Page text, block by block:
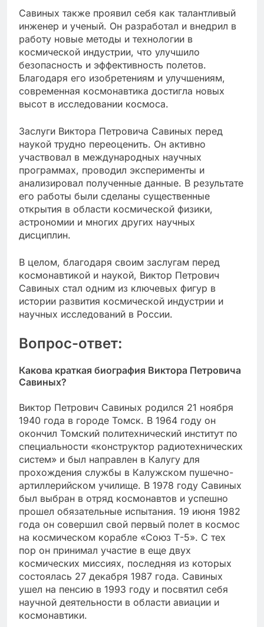
Савиных также проявил себя как талантливый
инженер и ученый. Он разработал и внедрил в
работу новые методы и технологии в
космической индустрии, что улучшило
безопасность и эффективность полетов.
Благодаря его изобретениям и улучшениям,
современная космонавтика достигла новых
высот в исследовании космоса.
Заслуги Виктора Петровича Савиных перед
наукой трудно переоценить. Он активно
участвовал в международных научных
программах, проводил эксперименты и
анализировал полученные данные. В результате
его работы были сделаны существенные
открытия в области космической физики,
астрономии и многих других научных
дисциплин.
В целом, благодаря своим заслугам перед
космонавтикой и наукой, Виктор Петрович
Савиных стал одним из ключевых фигур в
истории развития космической индустрии и
научных исследований в России.
Вопрос-ответ:
Какова краткая биография Виктора Петровича
Савиных?
Виктор Петрович Савиных родился 21 ноября
1940 года в городе Томск. В 1964 году он
окончил Томский политехнический институт по
специальности «конструктор радиотехнических
систем» и был направлен в Калугу для
прохождения службы в Калужском пушечно-
артиллерийском училище. В 1978 году Савиных
был выбран в отряд космонавтов и успешно
прошел обязательные испытания. 19 июня 1982
года он совершил свой первый полет в космос
на космическом корабле «Союз Т-5». С тех
пор он принимал участие в еще двух
космических миссиях, последняя из которых
состоялась 27 декабря 1987 года. Савиных
ушел на пенсию в 1993 году и посвятил себя
научной деятельности в области авиации и
космонавтики.